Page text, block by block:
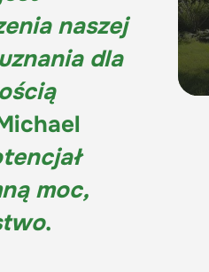
naszej
dla
moc,
.